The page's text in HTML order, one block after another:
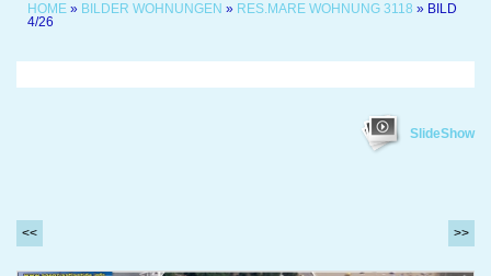
HOME » BILDER WOHNUNGEN » RES.MARE WOHNUNG 3118 » BILD
4/26
SlideShow
<< >>